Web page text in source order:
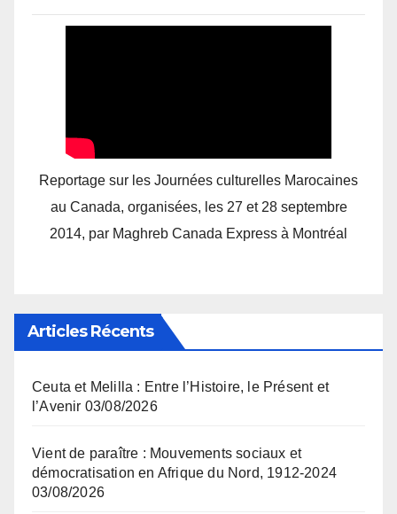
Reportage sur les Journées culturelles Marocaines
au Canada, organisées, les 27 et 28 septembre
2014, par Maghreb Canada Express à Montréal
Articles Récents
Ceuta et Melilla : Entre l’Histoire, le Présent et
l’Avenir 03/08/2026
Vient de paraître : Mouvements sociaux et
démocratisation en Afrique du Nord, 1912-2024
03/08/2026